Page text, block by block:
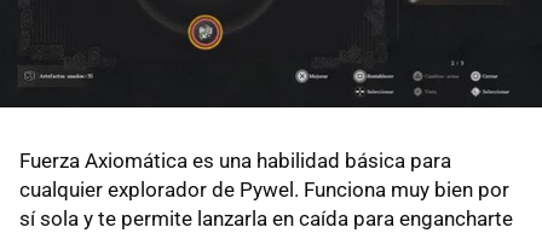
Fuerza Axiomática es una habilidad básica para
cualquier explorador de Pywel. Funciona muy bien por
sí sola y te permite lanzarla en caída para engancharte